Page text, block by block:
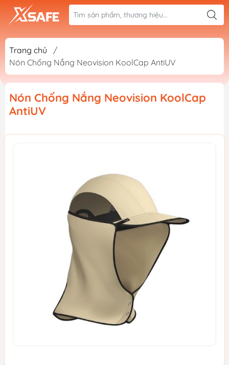
Trang chủ
/
Nón Chống Nắng Neovision KoolCap AntiUV
Nón Chống Nắng Neovision KoolCap
AntiUV